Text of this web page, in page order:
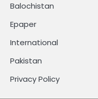
Balochistan
Epaper
International
Pakistan
Privacy Policy